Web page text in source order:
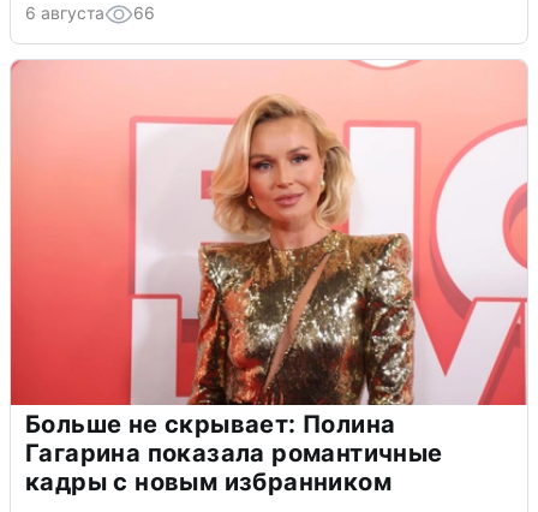
6 августа 66
Больше не скрывает: Полина
Гагарина показала романтичные
кадры с новым избранником